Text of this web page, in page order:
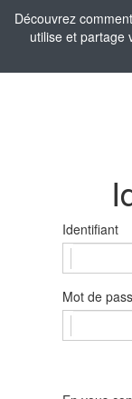
Découvrez
utilise et partage
Identifiant
Mot de